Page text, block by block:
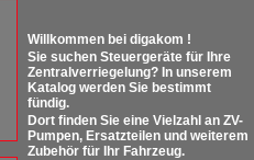
Willkommen bei digakom !
Sie suchen Steuergeräte für Ihre
Zentralverriegelung? In unserem
Katalog werden Sie bestimmt
fündig.
Dort finden Sie eine Vielzahl an ZV-
Pumpen, Ersatzteilen und weiterem
Zubehör für Ihr Fahrzeug.